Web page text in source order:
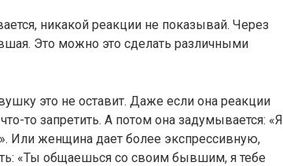
никакой реакции не показывай. Через
Это можно это сделать различными
это не оставит. Даже если она реакции
то запретить. А потом она задумывается: «Я
Или женщина дает более экспрессивную,
«Ты общаешься со своим бывшим, я тебе